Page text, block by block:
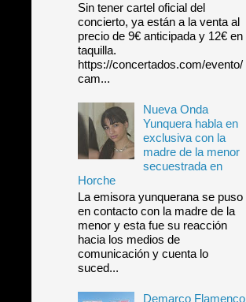
Sin tener cartel oficial del
concierto, ya están a la venta al
precio de 9€ anticipada y 12€ en
taquilla.
https://concertados.com/evento/
cam...
Nueva Onda
Yunquera habla en
exclusiva con la
madre de la menor
secuestrada en
Horche
La emisora yunquerana se puso
en contacto con la madre de la
menor y esta fue su reacción
hacia los medios de
comunicación y cuenta lo
suced...
Demarco Flamenco